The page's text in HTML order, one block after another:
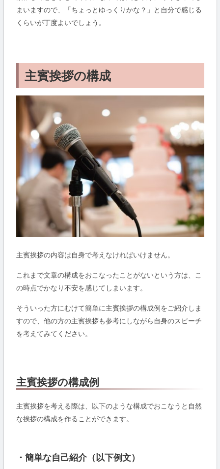
まいますので、「ちょっとゆっくりかな？」と自分で感じる
くらいが丁度よいでしょう。
主賓挨拶の構成
主賓挨拶の内容は自身で考えなければいけません。
これまで文章の構成をおこなったことがないという方は、こ
の時点でかなり不安を感じてしまいます。
そういった方にむけて簡単に主賓挨拶の構成例をご紹介しま
すので、他の方の主賓挨拶も参考にしながら自身のスピーチ
を考えてみてください。
主賓挨拶の構成例
主賓挨拶を考える際は、以下のような構成でおこなうと自然
な挨拶の構成を作ることができます。
・簡単な自己紹介（以下例文）